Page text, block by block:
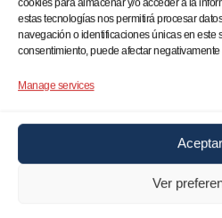
cookies para almacenar y/o acceder a la
estas tecnologías nos permitirá procesar
navegación o identificaciones únicas en este
consentimiento, puede afectar
Manage services
Aceptar
Ver
Ver todos los
¿Necesitas imágenes o
En madrina tenemos un
disposición. Escríbenos a